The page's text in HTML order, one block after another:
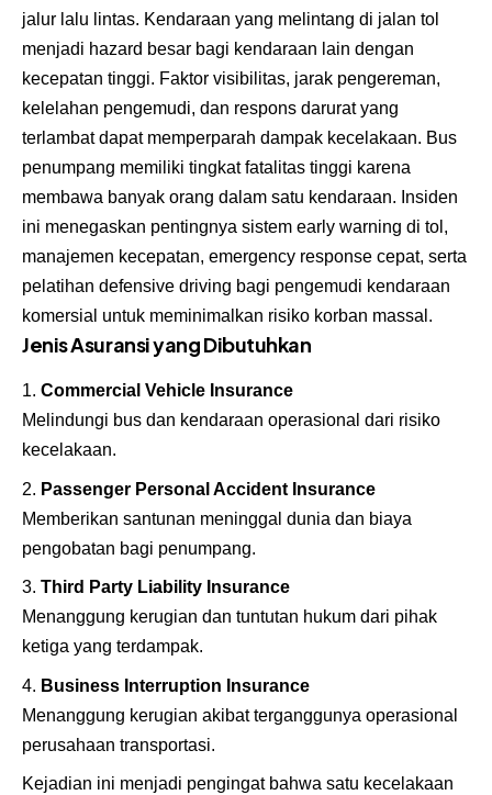
jalur lalu lintas. Kendaraan yang melintang di jalan tol
menjadi hazard besar bagi kendaraan lain dengan
kecepatan tinggi. Faktor visibilitas, jarak pengereman,
kelelahan pengemudi, dan respons darurat yang
terlambat dapat memperparah dampak kecelakaan. Bus
penumpang memiliki tingkat fatalitas tinggi karena
membawa banyak orang dalam satu kendaraan. Insiden
ini menegaskan pentingnya sistem early warning di tol,
manajemen kecepatan, emergency response cepat, serta
pelatihan defensive driving bagi pengemudi kendaraan
komersial untuk meminimalkan risiko korban massal.
Jenis Asuransi yang Dibutuhkan
Commercial Vehicle Insurance
Melindungi bus dan kendaraan operasional dari risiko
kecelakaan.
Passenger Personal Accident Insurance
Memberikan santunan meninggal dunia dan biaya
pengobatan bagi penumpang.
Third Party Liability Insurance
Menanggung kerugian dan tuntutan hukum dari pihak
ketiga yang terdampak.
Business Interruption Insurance
Menanggung kerugian akibat terganggunya operasional
perusahaan transportasi.
Kejadian ini menjadi pengingat bahwa satu kecelakaan